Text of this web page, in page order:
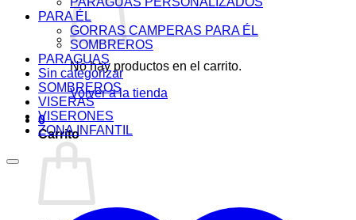
No hay productos en el carrito.
Volver a la tienda
0
Carrito
PARA ÉL
GORRAS CAMPERAS PARA ÉL
SOMBREROS
PARAGUAS
Sin categorizar
SOMBREROS
VISERAS
VISERONES
ZONA INFANTIL